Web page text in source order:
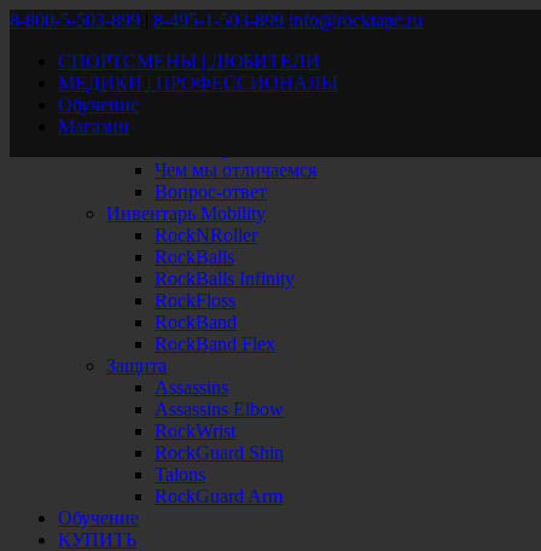
8-800-5-503-899 8-495-1-503-899 info@rocktape.ru
СПОРТСМЕНЫ | ЛЮБИТЕЛИ
МЕДИКИ | ПРОФЕССИОНАЛЫ
Обучение
Магазин
В начало
Продукция
RockTape
Чем мы отличаемся
Вопрос-ответ
Инвентарь Mobility
RockNRoller
RockBalls
RockBalls Infinity
RockFloss
RockBand
RockBand Flex
Защита
Assassins
Assassins Elbow
RockWrist
RockGuard Shin
Talons
RockGuard Arm
Обучение
КУПИТЬ